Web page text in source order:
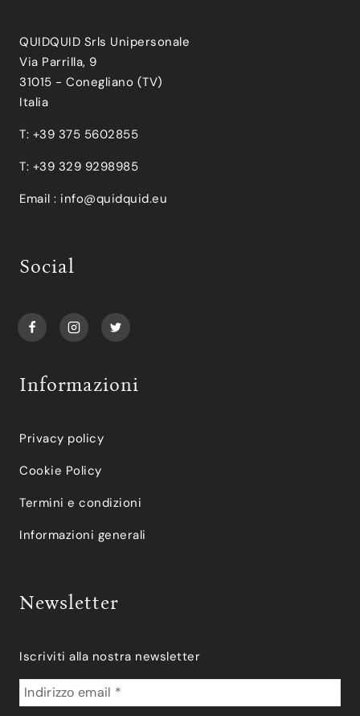
QUIDQUID Srls Unipersonale
Via Parrilla, 9
31015 - Conegliano (TV)
Italia
T: +39 375 5602855
T: +39 329 9298985
Email : info@quidquid.eu
Social
Informazioni
Privacy policy
Cookie Policy
Termini e condizioni
Informazioni generali
Newsletter
Iscriviti alla nostra newsletter